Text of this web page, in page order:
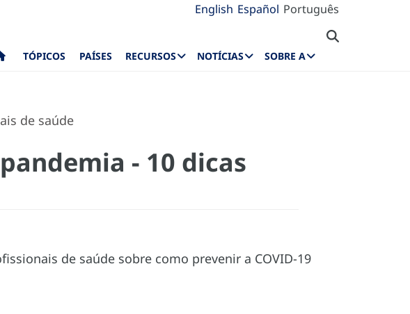
English Español Português
TÓPICOS PAÍSES RECURSOS NOTÍCIAS SOBRE A
de saúde
- 10 dicas
de saúde sobre como prevenir a COVID-19